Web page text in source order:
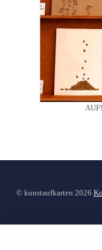
© kunstaufkarten 2026